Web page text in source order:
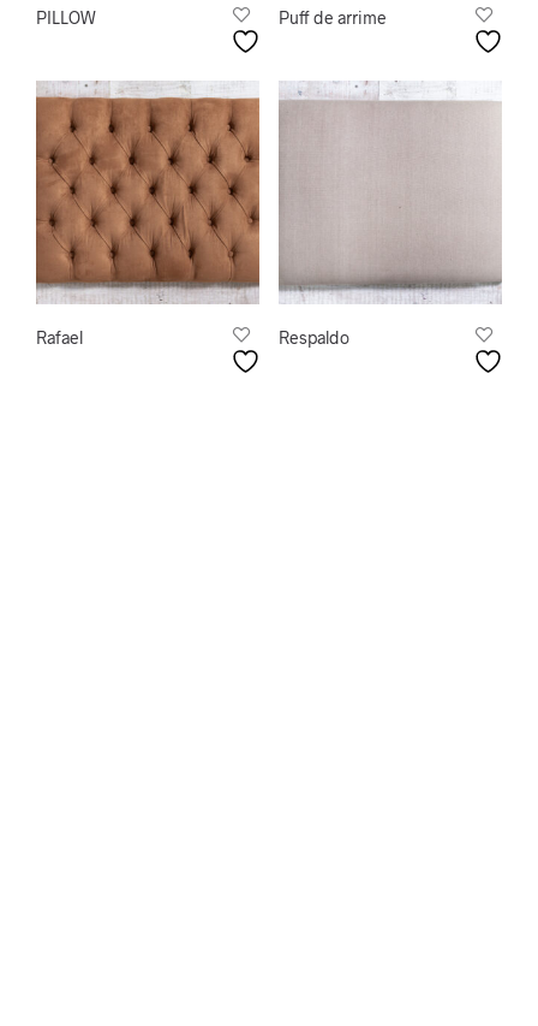
PILLOW Puff de arrime
Rafael Respaldo